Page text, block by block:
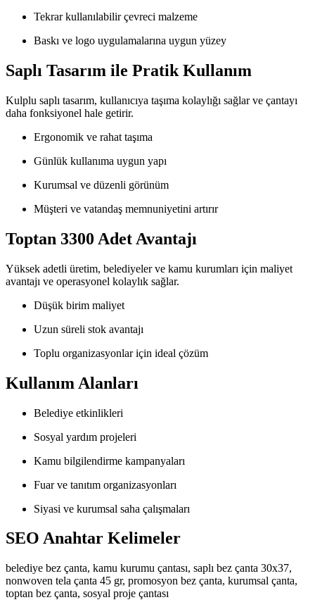
Tekrar kullanılabilir çevreci malzeme
Baskı ve logo uygulamalarına uygun yüzey
Saplı Tasarım ile Pratik Kullanım
Kulplu saplı tasarım, kullanıcıya taşıma kolaylığı sağlar ve çantayı
daha fonksiyonel hale getirir.
Ergonomik ve rahat taşıma
Günlük kullanıma uygun yapı
Kurumsal ve düzenli görünüm
Müşteri ve vatandaş memnuniyetini artırır
Toptan 3300 Adet Avantajı
Yüksek adetli üretim, belediyeler ve kamu kurumları için maliyet
avantajı ve operasyonel kolaylık sağlar.
Düşük birim maliyet
Uzun süreli stok avantajı
Toplu organizasyonlar için ideal çözüm
Kullanım Alanları
Belediye etkinlikleri
Sosyal yardım projeleri
Kamu bilgilendirme kampanyaları
Fuar ve tanıtım organizasyonları
Siyasi ve kurumsal saha çalışmaları
SEO Anahtar Kelimeler
belediye bez çanta, kamu kurumu çantası, saplı bez çanta 30x37,
nonwoven tela çanta 45 gr, promosyon bez çanta, kurumsal çanta,
toptan bez çanta, sosyal proje çantası